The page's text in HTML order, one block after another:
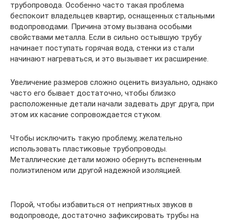
трубопровода. Особенно часто такая проблема
беспокоит владельцев квартир, оснащенных стальными
водопроводами. Причина этому вызвана особыми
свойствами металла. Если в сильно остывшую трубу
начинает поступать горячая вода, стенки из стали
начинают нагреваться, и это вызывает их расширение.
Увеличение размеров сложно оценить визуально, однако
часто его бывает достаточно, чтобы близко
расположенные детали начали задевать друг друга, при
этом их касание сопровождается стуком.
Чтобы исключить такую проблему, желательно
использовать пластиковые трубопроводы.
Металлические детали можно обернуть вспененным
полиэтиленом или другой надежной изоляцией.
Порой, чтобы избавиться от неприятных звуков в
водопроводе, достаточно зафиксировать трубы на